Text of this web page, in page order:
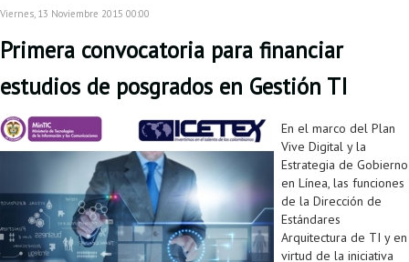
Viernes, 13 Noviembre 2015 00:00
Primera convocatoria para financiar
estudios de posgrados en Gestión TI
En el marco del Plan
Vive Digital y la
Estrategia de Gobierno
en Línea, las funciones
de la Dirección de
Estándares
Arquitectura de TI y en
virtud de la iniciativa